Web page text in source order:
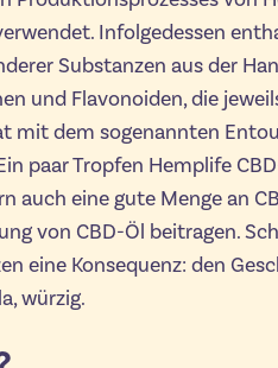
Infolgedessen
Substanzen aus der
und Flavonoiden, die
mit dem sogenannten
paar Tropfen Hemplife
auch eine gute Menge an
von CBD-Öl beitragen.
eine Konsequenz: den
würzig.